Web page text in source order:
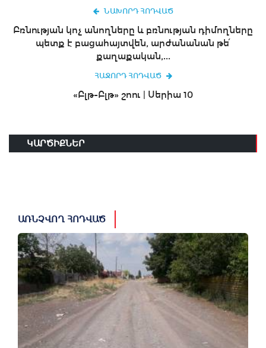
ՆԱԽՈՐԴ ՀՈԴՎԱԾ
Բռնության կոչ անողները և բռնության դիմողները
պետք է բացահայտվեն, արժանանան թե՛
քաղաքական,...
ՀԱՋՈՐԴ ՀՈԴՎԱԾ
«Բլթ-Բլթ» շոու | Սերիա 10
ԿԱՐԾԻՔՆԵՐ
ԱՌՆՉՎՈՂ ՀՈԴՎԱԾ